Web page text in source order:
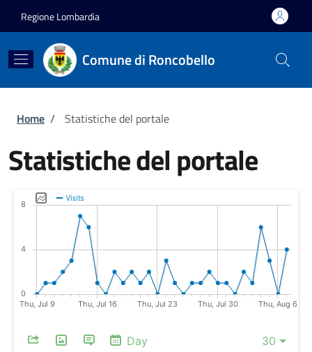
Regione Lombardia
Comune di Roncobello
Briciole di pane
Home / Statistiche del portale
Statistiche del portale